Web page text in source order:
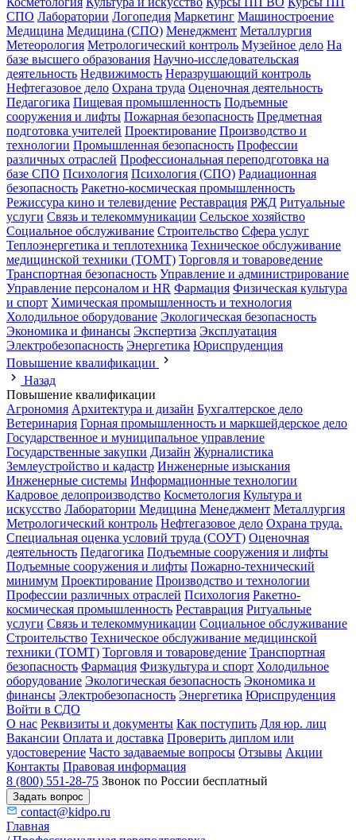
СПО Лаборатории Логопедия Маркетинг Машиностроение
Медицина Медицина (СПО) Менеджмент Металлургия
Метеорология Метрологический контроль Музейное дело На
базе высшего образования Научно-исследовательская
деятельность Недвижимость Неразрушающий контроль
Нефтегазовое дело Охрана труда Оценочная деятельность
Педагогика Пищевая промышленность Подъемные
сооружения и лифты Пожарная безопасность Предметная
подготовка учителей Проектирование Производство и
технологии Промышленная безопасность Профессии
различных отраслей Профессиональная переподготовка на
базе СПО Психология Психология (СПО) Радиационная
безопасность Ракетно-космическая промышленность
Режиссура кино и телевидение Реставрация РЖД Ритуальные
услуги Связь и телекоммуникации Сельское хозяйство
Социальное обслуживание Строительство Сфера услуг
Теплоэнергетика и теплотехника Техническое обслуживание
медицинской техники (ТОМТ) Торговля и товароведение
Транспортная безопасность Управление и администрирование
Управление персоналом и HR Фармация Физическая культура
и спорт Химическая промышленность и технология
Холодильное оборудование Экологическая безопасность
Экономика и финансы Экспертиза Эксплуатация
Электробезопасность Энергетика Юриспруденция
Повышение квалификации
Назад
Повышение квалификации
Агрономия Архитектура и дизайн Бухгалтерское дело
Ветеринария Горная промышленность и маркшейдерское дело
Государственное и муниципальное управление
Государственные закупки Дизайн Журналистика
Землеустройство и кадастр Инженерные изыскания
Инженерные системы Информационные технологии
Кадровое делопроизводство Косметология Культура и
искусство Лаборатории Медицина Менеджмент Металлургия
Метрологический контроль Нефтегазовое дело Охрана труда.
Специальная оценка условий труда (СОУТ) Оценочная
деятельность Педагогика Подъемные сооружения и лифты
Подъемные сооружения и лифты Пожарно-технический
минимум Проектирование Производство и технологии
Профессии различных отраслей Психология Ракетно-
космическая промышленность Реставрация Ритуальные
услуги Связь и телекоммуникации Социальное обслуживание
Строительство Техническое обслуживание медицинской
техники (ТОМТ) Торговля и товароведение Транспортная
безопасность Фармация Физкультура и спорт Холодильное
оборудование Экологическая безопасность Экономика и
финансы Электробезопасность Энергетика Юриспруденция
Войти в СДО
О нас Реквизиты и документы Как поступить Для юр. лиц
Вакансии Оплата и доставка Проверить диплом или
удостоверение Часто задаваемые вопросы Отзывы Акции
Контакты Правовая информация
8 (800) 551-28-75 Звонок по России бесплатный
Задать вопрос
contact@kidpo.ru
Главная